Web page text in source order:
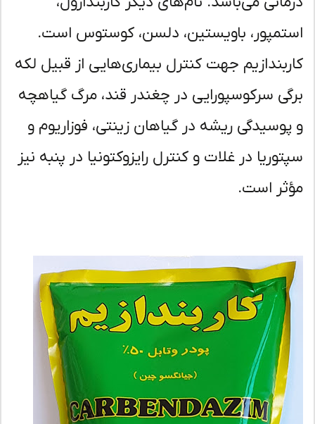
باویستین، دلسن، کوستوس است.
جهت کنترل بیماری‌هایی از قبیل لکه
سرکوسپورایی در چغندر قند، مرگ گیاهچه
ریشه در گیاهان زینتی، فوزاریوم و
در غلات و کنترل رایزوکتونیا در پنبه نیز
است.